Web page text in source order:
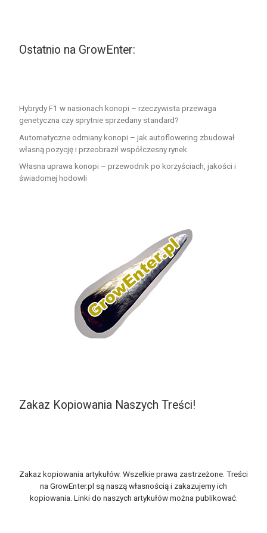
Ostatnio na GrowEnter:
Hybrydy F1 w nasionach konopi – rzeczywista przewaga
genetyczna czy sprytnie sprzedany standard?
Automatyczne odmiany konopi – jak autoflowering zbudował
własną pozycję i przeobraził współczesny rynek
Własna uprawa konopi – przewodnik po korzyściach, jakości i
świadomej hodowli
Zakaz Kopiowania Naszych Treści!
Zakaz kopiowania artykułów. Wszelkie prawa zastrzeżone. Treści
na GrowEnter.pl są naszą własnością i zakazujemy ich
kopiowania. Linki do naszych artykułów można publikować.